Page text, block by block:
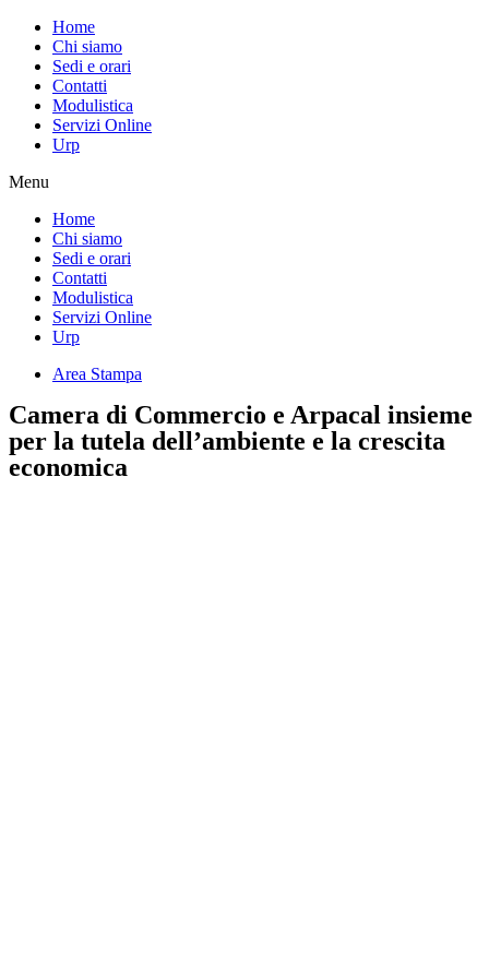
Home
Chi siamo
Sedi e orari
Contatti
Modulistica
Servizi Online
Urp
Menu
Home
Chi siamo
Sedi e orari
Contatti
Modulistica
Servizi Online
Urp
Area Stampa
Camera di Commercio e Arpacal insieme
per la tutela dell’ambiente e la crescita
economica